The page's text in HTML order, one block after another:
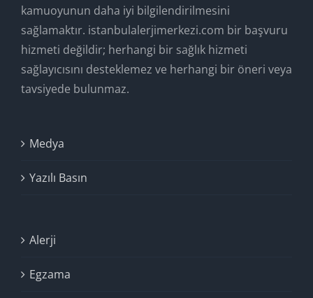
kamuoyunun daha iyi bilgilendirilmesini
sağlamaktır. istanbulalerjimerkezi.com bir başvuru
hizmeti değildir; herhangi bir sağlık hizmeti
sağlayıcısını desteklemez ve herhangi bir öneri veya
tavsiyede bulunmaz.
Medya
Yazılı Basın
Alerji
Egzama